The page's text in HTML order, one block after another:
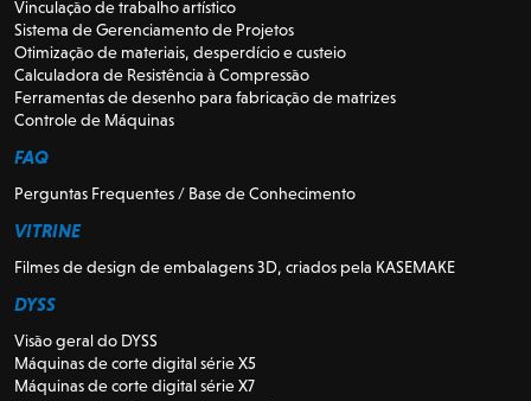
Vinculação de trabalho artístico
Sistema de Gerenciamento de Projetos
Otimização de materiais, desperdício e custeio
Calculadora de Resistência à Compressão
Ferramentas de desenho para fabricação de matrizes
Controle de Máquinas
FAQ
Perguntas Frequentes / Base de Conhecimento
VITRINE
Filmes de design de embalagens 3D, criados pela KASEMAKE
DYSS
Visão geral do DYSS
Máquinas de corte digital série X5
Máquinas de corte digital série X7